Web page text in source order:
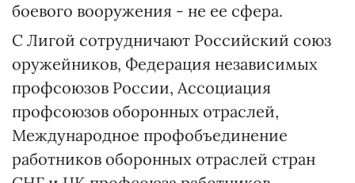
боевого вооружения - не ее сфера.
С Лигой сотрудничают Российский союз
оружейников, Федерация независимых
профсоюзов России, Ассоциация
профсоюзов оборонных отраслей,
Международное профобъединение
работников оборонных отраслей стран